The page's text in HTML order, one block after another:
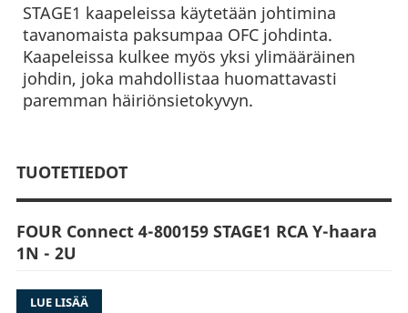
STAGE1 kaapeleissa käytetään johtimina
tavanomaista paksumpaa OFC johdinta.
Kaapeleissa kulkee myös yksi ylimääräinen
johdin, joka mahdollistaa huomattavasti
paremman häiriönsietokyvyn.
TUOTETIEDOT
FOUR Connect 4-800159 STAGE1 RCA Y-haara
1N - 2U
STAGE1 kaapeleissa käytetään johtimina
LUE LISÄÄ